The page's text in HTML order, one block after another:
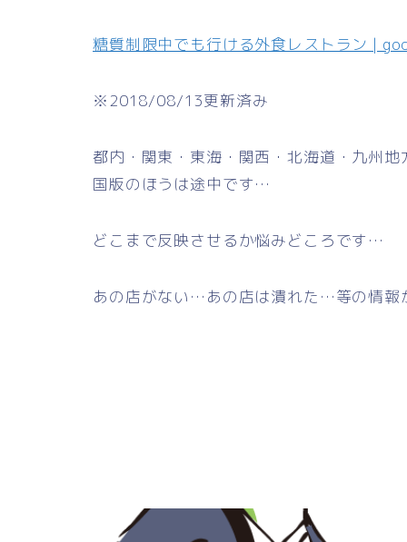
糖質制限中でも行ける外食レストラン |
※2018/08/13更新済み
都内・関東・東海・関西・北海道・九州
国版のほうは途中です…
どこまで反映させるか悩みどころです…
あの店がない…あの店は潰れた…等の情報